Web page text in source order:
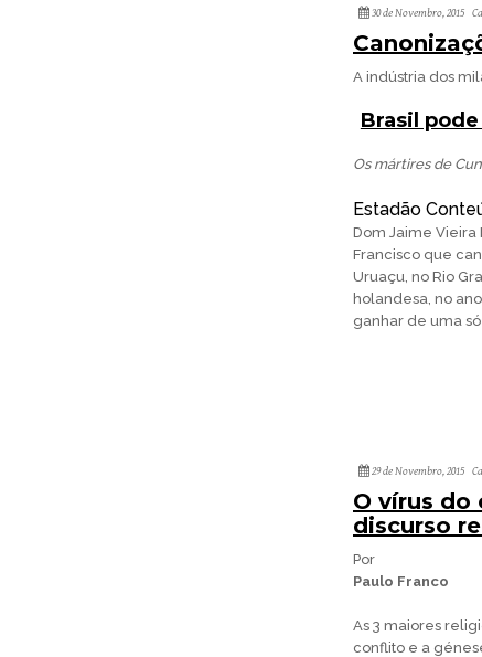
30 de Novembro, 2015
A indústria dos
Brasil
Os mártires de
Estadão
Dom Jaime Vieira
Francisco que
Uruaçu, no Rio
holandesa, no
ganhar de uma
29 de Novembro, 2015
O vírus do
discurso
Por
Paulo Franco
As 3 maiores
conflito e a